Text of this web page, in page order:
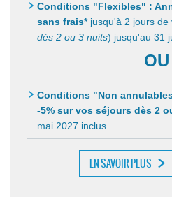
Conditions "Flexibles" :
sans frais*jusqu'à 2 jours de
dès 2 ou 3 nuits) jusqu'au 31
OU
Conditions "Non
-5% sur vos séjours dès 2
mai 2027 inclus
EN SAVOIR PLUS